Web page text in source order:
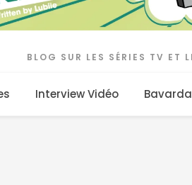
BLOG SUR LES SÉRIES TV ET
Interview Vidéo